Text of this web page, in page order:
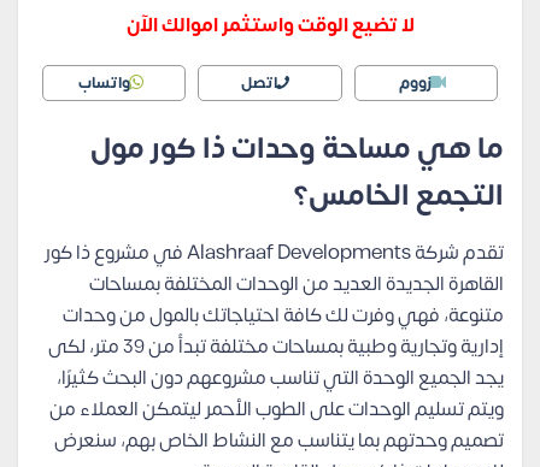
لا تضيع الوقت واستثمر اموالك الآن
زووم اتصل واتساب
ما هي مساحة وحدات ذا كور مول
التجمع الخامس؟
تقدم شركة Alashraaf Developments في مشروع ذا كور
القاهرة الجديدة العديد من الوحدات المختلفة بمساحات
متنوعة، فهي وفرت لك كافة احتياجاتك بالمول من وحدات
إدارية وتجارية وطبية بمساحات مختلفة تبدأ من 39 متر، لكى
يجد الجميع الوحدة التي تناسب مشروعهم دون البحث كثيرًا،
ويتم تسليم الوحدات على الطوب الأحمر ليتمكن العملاء من
تصميم وحدتهم بما يتناسب مع النشاط الخاص بهم، سنعرض